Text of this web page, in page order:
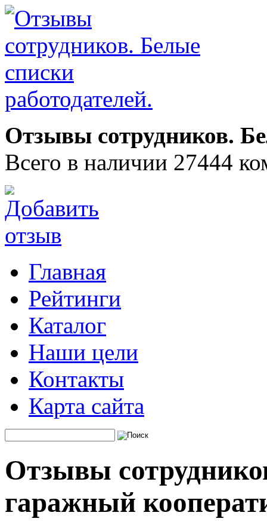
Отзывы сотрудников.
Всего в наличии 27444
Главная
Рейтинги
Каталог
Наши цели
Контакты
Карта сайта
Отзывы
гаражный